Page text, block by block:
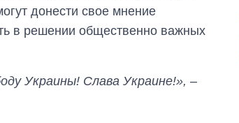
донести свое мнение
в решении общественно важных
Украины! Слава Украине!», –